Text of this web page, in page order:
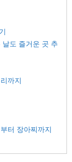
도 즐거운 곳 추
까지
터 장아찌까지